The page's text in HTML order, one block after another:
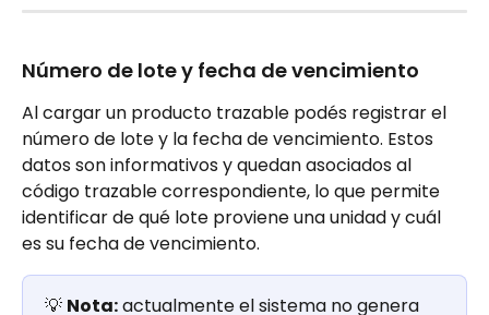
Número de lote y fecha de vencimiento
Al cargar un producto trazable podés registrar el
número de lote y la fecha de vencimiento. Estos
datos son informativos y quedan asociados al
código trazable correspondiente, lo que permite
identificar de qué lote proviene una unidad y cuál
es su fecha de vencimiento.
💡 Nota: actualmente el sistema no genera